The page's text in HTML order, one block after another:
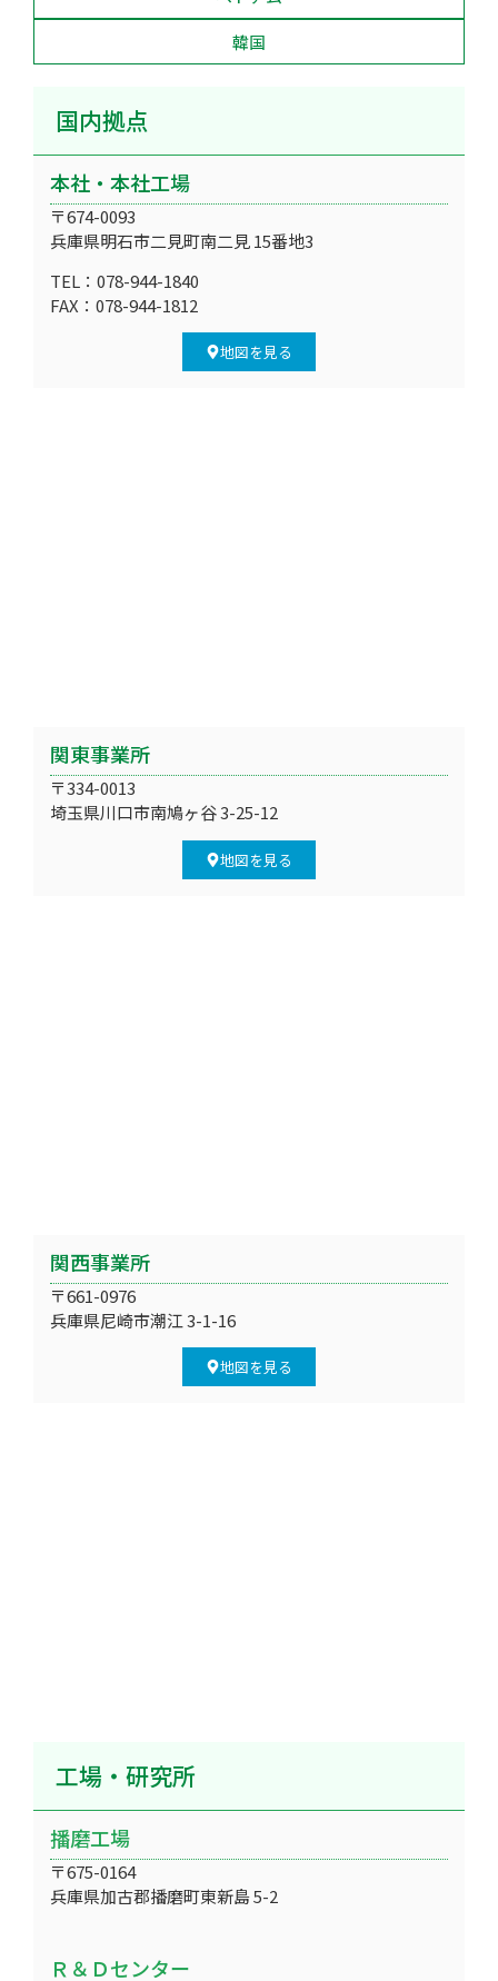
韓国
国内拠点
本社・本社工場
〒674-0093
兵庫県明石市二見町南二見 15番地3
TEL：078-944-1840
FAX：078-944-1812
地図を見る
関東事業所
〒334-0013
埼玉県川口市南鳩ヶ谷 3-25-12
地図を見る
関西事業所
〒661-0976
兵庫県尼崎市潮江 3-1-16
地図を見る
工場・研究所
播磨工場
〒675-0164
兵庫県加古郡播磨町東新島 5-2
Ｒ＆Ｄセンター